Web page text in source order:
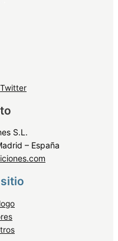
Twitter
S.L.
– España